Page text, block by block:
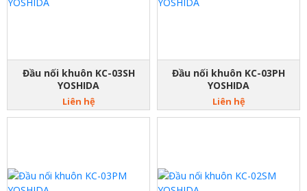
Đầu nối khuôn KC-03SH
YOSHIDA
Liên hệ
Đầu nối khuôn KC-03PH
YOSHIDA
Liên hệ